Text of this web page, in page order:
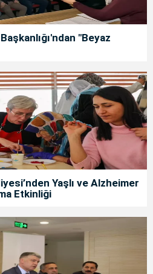
"Beyaz
Yaşlı ve Alzheimer
Etkinliği